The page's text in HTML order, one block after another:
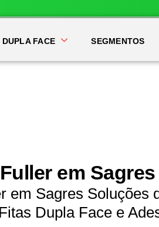
DUPLA FACE SEGMENTOS
em Sagres
em Sagres Soluções
Dupla Face e